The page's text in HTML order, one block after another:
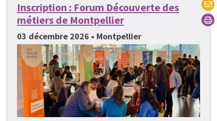
Inscription : Forum Découverte des
métiers de Montpellier
03 décembre 2026 • Montpellier